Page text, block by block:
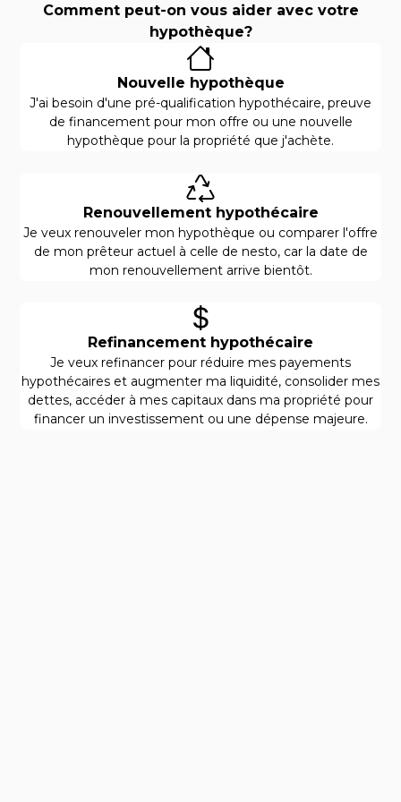
Comment peut-on vous aider avec votre
hypothèque?
Nouvelle hypothèque
J'ai besoin d'une pré-qualification hypothécaire, preuve
de financement pour mon offre ou une nouvelle
hypothèque pour la propriété que j'achète.
Renouvellement hypothécaire
Je veux renouveler mon hypothèque ou comparer l'offre
de mon prêteur actuel à celle de nesto, car la date de
mon renouvellement arrive bientôt.
Refinancement hypothécaire
Je veux refinancer pour réduire mes payements
hypothécaires et augmenter ma liquidité, consolider mes
dettes, accéder à mes capitaux dans ma propriété pour
financer un investissement ou une dépense majeure.